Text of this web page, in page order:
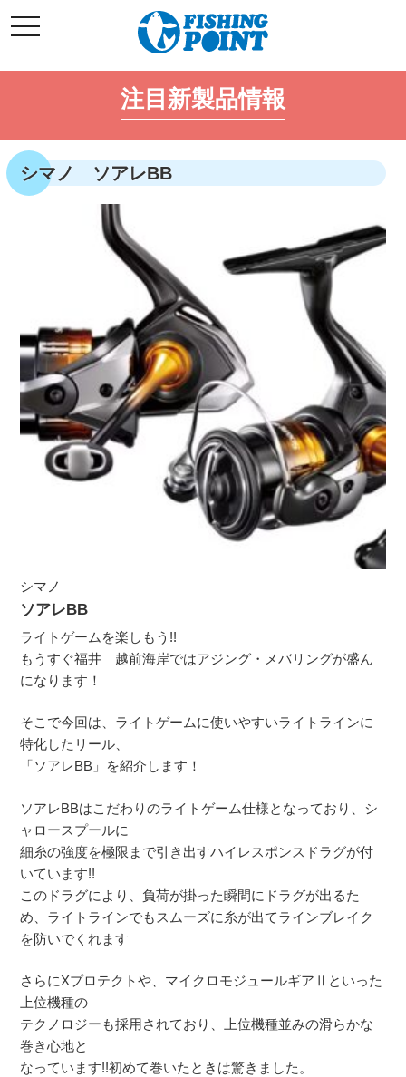
ン
ン
ス
キ
ッ
t
o
l
g
t
o
注目新製品情報
シマノ ソアレBB
シマノ
ソアレBB
ライトゲームを楽しもう!!
もうすぐ福井 越前海岸ではアジング・メバリングが盛ん
になります！
そこで今回は、ライトゲームに使いやすいライトラインに
特化したリール、
「ソアレBB」を紹介します！
ソアレBBはこだわりのライトゲーム仕様となっており、シ
ャロースプールに
細糸の強度を極限まで引き出すハイレスポンスドラグが付
いています!!
このドラグにより、負荷が掛った瞬間にドラグが出るた
め、ライトラインでもスムーズに糸が出てラインブレイク
を防いでくれます
さらにXプロテクトや、マイクロモジュールギアⅡといった
上位機種の
テクノロジーも採用されており、上位機種並みの滑らかな
巻き心地と
なっています!!初めて巻いたときは驚きました。